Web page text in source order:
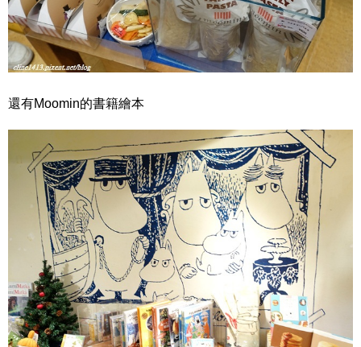
還有Moomin的書籍繪本